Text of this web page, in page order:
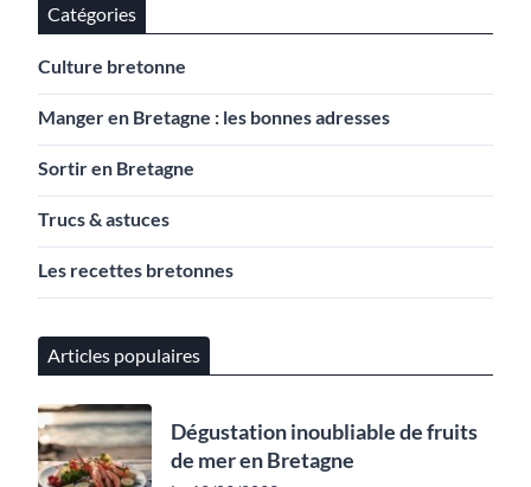
Catégories
Culture bretonne
Manger en Bretagne : les bonnes adresses
Sortir en Bretagne
Trucs & astuces
Les recettes bretonnes
Articles populaires
Dégustation inoubliable de fruits
de mer en Bretagne